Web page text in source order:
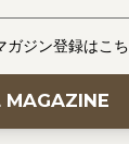
ガジン登録はこ
MAGAZINE